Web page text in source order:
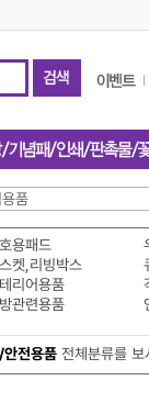
품
용패드
켓,리빙박스
리어용품
관련용품
전용품전체분류를 보